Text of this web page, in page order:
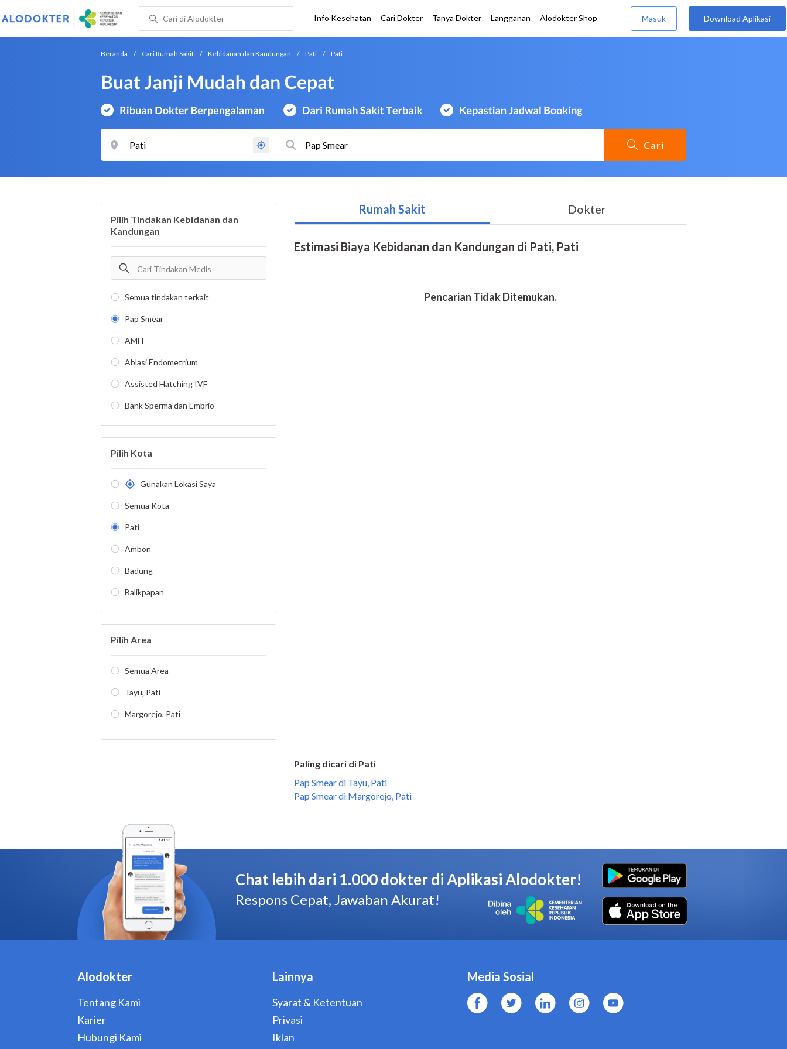
Paling dicari di Pati
Pap Smear di Tayu, Pati
Pap Smear di Margorejo, Pati